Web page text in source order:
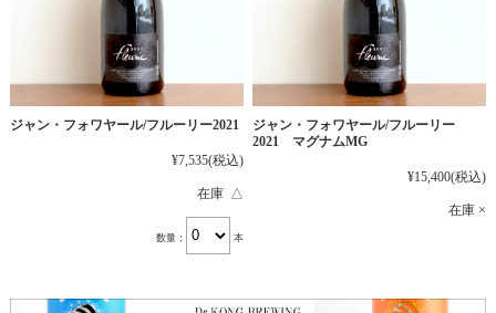
ジャン・フォワヤール/フルーリー2021
¥7,535(税込)
在庫 △
数量： 本
ジャン・フォワヤール/フルーリー
2021 マグナムMG
¥15,400(税込)
在庫 ×